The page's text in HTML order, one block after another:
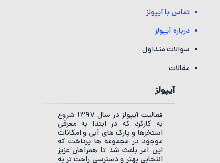
تماس با آیپولز
درباره آیپولز
سوالات متداول
مقالات
آیپولز
فعالیت آیپولز در سال 1397 شروع
به کارکرد که در ابتدا به معرفی
استخرها و پارک های آبی و امکانات
موجود در مجموعه ها پرداخت که
این امر باعث شد تا همراهان عزیز
انتخابی بهتر و دسترسی راحت تر به